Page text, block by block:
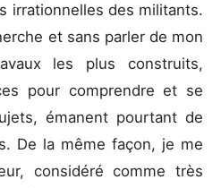
irrationnelles des militants.
et sans parler de mon
les plus construits,
pour comprendre et se
émanent pourtant de
De la même façon, je me
considéré comme très